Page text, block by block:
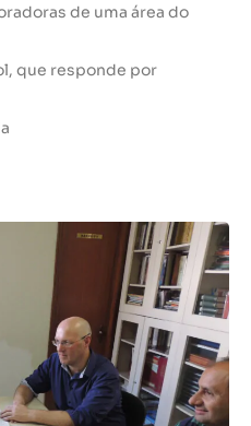
de uma área do
que responde por